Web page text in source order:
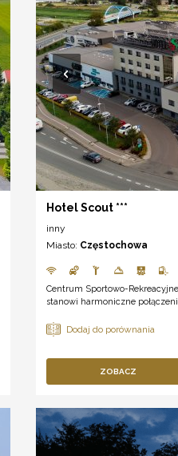
Hotel Scout ***
inny
Miasto: Częstochowa
Centrum Sportowo-
stanowi harmoniczne
ZOBACZ